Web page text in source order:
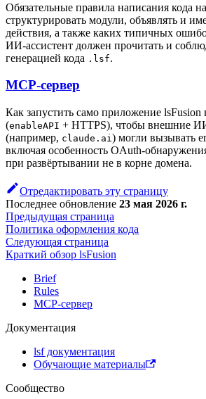
Обязательные правила написания кода на
структурировать модули, объявлять и
действия, а также каких типичных
ИИ-ассистент должен прочитать и
генерацией кода .lsf.
MCP-сервер
Как запустить само приложение lsFusion
(enableAPI + HTTPS), чтобы внешние
(например, claude.ai) могли вызывать
включая особенность OAuth-
при развёртывании не в корне домена.
Отредактировать эту страницу
Последнее обновление 23 мая 2026 г.
Предыдущая страница
Политика оформления кода
Следующая страница
Краткий обзор lsFusion
Brief
Rules
MCP-сервер
Документация
lsf документация
Обучающие материалы
Сообщество